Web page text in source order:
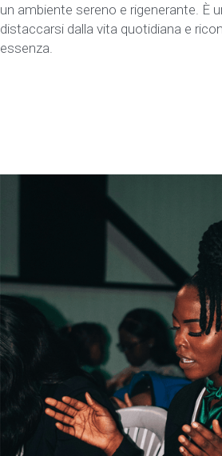
un ambiente sereno e rigenerante. È
distaccarsi dalla vita quotidiana e
essenza.